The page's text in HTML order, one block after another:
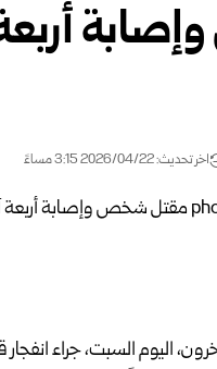
أربعة
اخر تحديث: 2026/04/22 3:15 مساءً
اليوم السبت، جراء انفجار